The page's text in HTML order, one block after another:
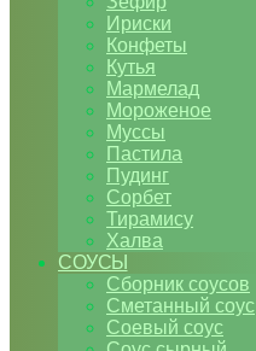
Ириски
Конфеты
Кутья
Мармелад
Мороженое
Муссы
Пастила
Пудинг
Сорбет
Тирамису
Халва
СОУСЫ
Сборник соусов
Сметанный соус
Соевый соус